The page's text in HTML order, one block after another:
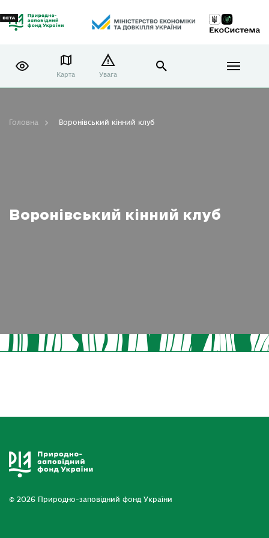
Карта Увага
Воронівський кінний клуб
Головна Воронівський кінний клуб
© 2026 Природно-заповідний фонд України